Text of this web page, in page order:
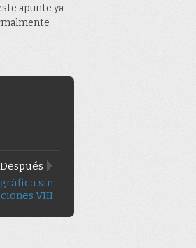
apunte ya
Después
sin
VIII